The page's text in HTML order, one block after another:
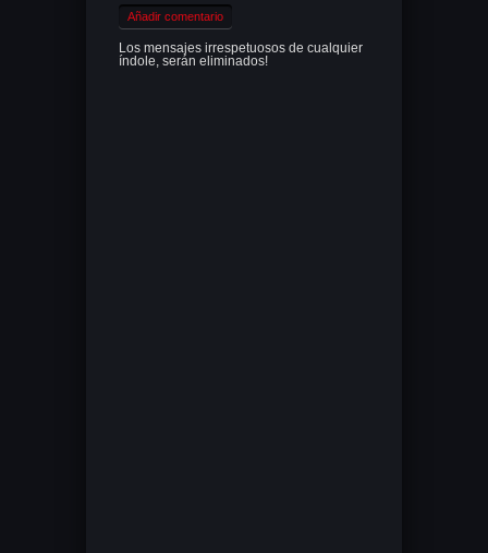
Añadir comentario
Los mensajes irrespetuosos de cualquier
índole, serán eliminados!